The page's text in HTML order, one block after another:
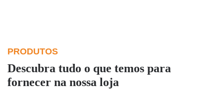
PRODUTOS
Descubra tudo o que temos para
fornecer na nossa loja